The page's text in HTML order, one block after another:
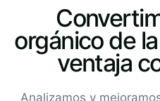
orgánico de
ventaja
Analizamos y